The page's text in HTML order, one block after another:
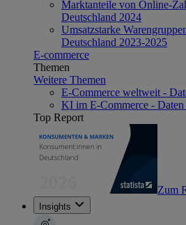
Marktanteile von Online-
Deutschland 2024
Umsatzstarke
Deutschland 2023-2025
E-commerce
Themen
Weitere Themen
E-Commerce weltweit -
KI im E-Commerce -
Top Report
Zum
Insights